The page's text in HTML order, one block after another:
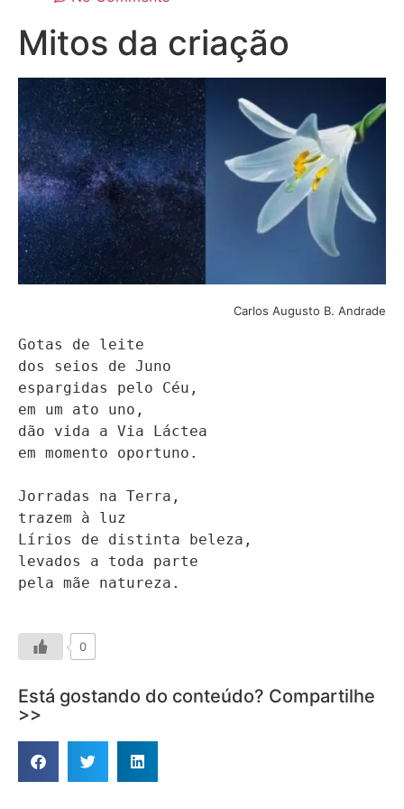
Mitos da criação
Carlos Augusto B. Andrade
Gotas de leite
dos seios de Juno
espargidas pelo Céu,
em um ato uno,
dão vida a Via Láctea
em momento oportuno.
Jorradas na Terra,
trazem à luz
Lírios de distinta beleza,
levados a toda parte
pela mãe natureza.
0
Está gostando do conteúdo? Compartilhe
>>